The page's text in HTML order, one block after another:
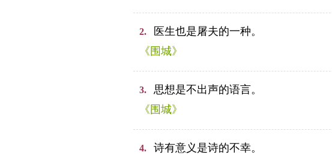
2.
医生也是屠夫的一种。
《围城》
3.
思想是不出声的语言。
《围城》
4.
诗有意义是诗的不幸。